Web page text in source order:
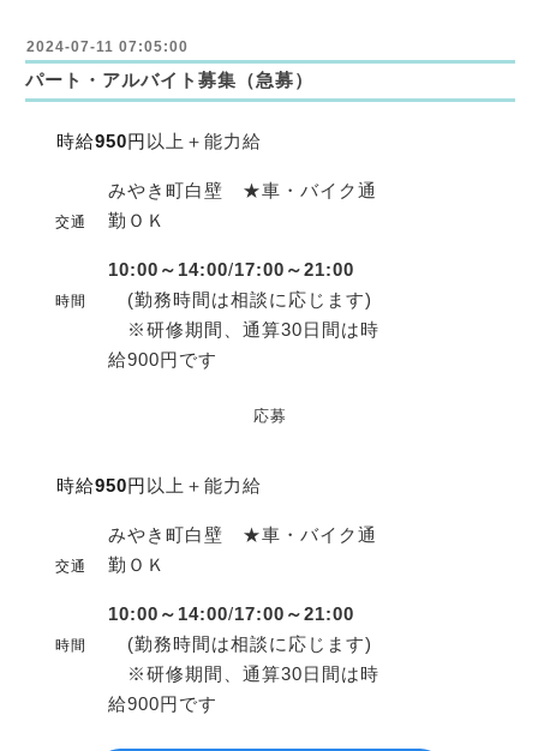
2024-07-11 07:05:00
パート・アルバイト募集（急募）
時給950円 以上＋能力給
交通
みやき町白壁 ★車・バイク通
勤ＯＫ
時間
10:00～14:00/17:00～21:00
(勤務時間は相談に応じます)
※研修期間、通算30日間は時
給900円です
応募
時給950円 以上＋能力給
交通
みやき町白壁 ★車・バイク通
勤ＯＫ
時間
10:00～14:00/17:00～21:00
(勤務時間は相談に応じます)
※研修期間、通算30日間は時
給900円です